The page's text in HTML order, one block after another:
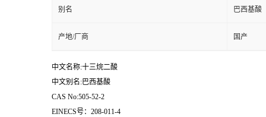
别名 巴西基酸
产地/厂商 国产
中文名称:十三烷二酸
中文别名:巴西基酸
CAS No:505-52-2
EINECS号：208-011-4